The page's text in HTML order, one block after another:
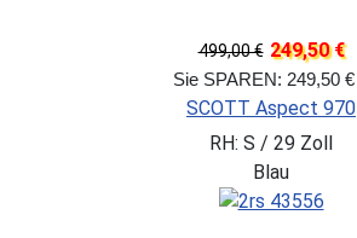
499,00 € 249,50 €
Sie SPAREN: 249,50 €
SCOTT Aspect 970
RH: S / 29 Zoll
Blau